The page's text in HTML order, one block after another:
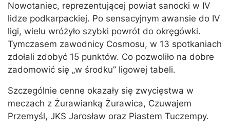
Nowotaniec, reprezentującej powiat sanocki w IV
lidze podkarpackiej. Po sensacyjnym awansie do IV
ligi, wielu wróżyło szybki powrót do okręgówki.
Tymczasem zawodnicy Cosmosu, w 13 spotkaniach
zdołali zdobyć 15 punktów. Co pozwoliło na dobre
zadomowić się „w środku” ligowej tabeli.
Szczególnie cenne okazały się zwycięstwa w
meczach z Żurawianką Żurawica, Czuwajem
Przemyśl, JKS Jarosław oraz Piastem Tuczempy.